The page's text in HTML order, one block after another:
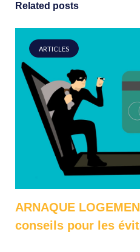
Related posts
ARTICLES
ARNAQUE
conseils pour les